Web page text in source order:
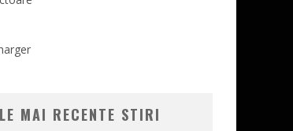
MAI RECENTE STIRI